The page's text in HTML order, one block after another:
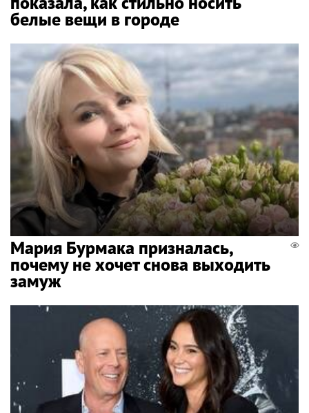
белые вещи в городе
Мария Бурмака призналась,
почему не хочет снова выходить
замуж